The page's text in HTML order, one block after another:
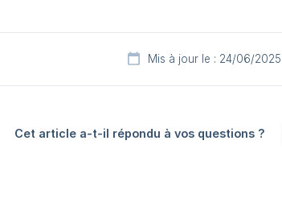
Mis à jour le : 24/06/2025
Cet article a-t-il répondu à vos questions ?